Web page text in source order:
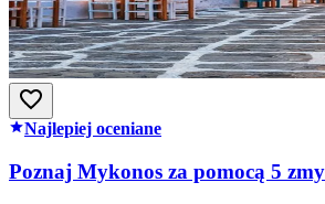
Najlepiej oceniane
Poznaj Mykonos za pomocą 5